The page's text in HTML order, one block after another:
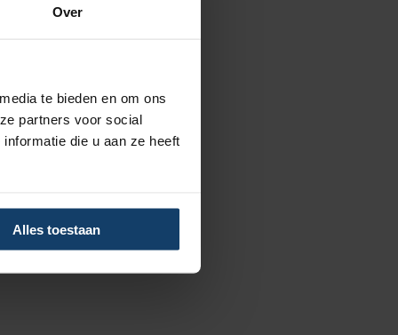
Over
te bieden en om ons
partners voor social
die u aan ze heeft
Alles toestaan
een